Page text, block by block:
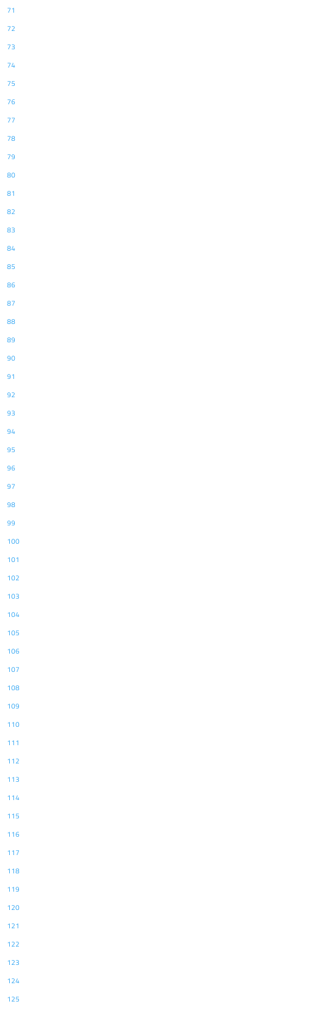
71
72
73
74
75
76
77
78
79
80
81
82
83
84
85
86
87
88
89
90
91
92
93
94
95
96
97
98
99
100
101
102
103
104
105
106
107
108
109
110
111
112
113
114
115
116
117
118
119
120
121
122
123
124
125